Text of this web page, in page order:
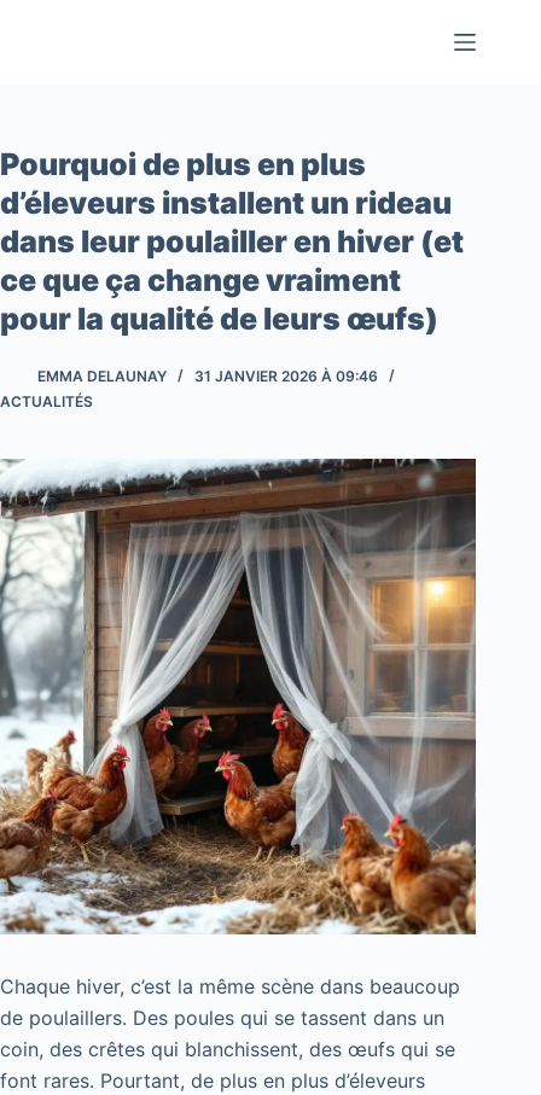
Pourquoi de plus en plus
d’éleveurs installent un rideau
dans leur poulailler en hiver (et
ce que ça change vraiment
pour la qualité de leurs œufs)
EMMA DELAUNAY
31 JANVIER 2026 À 09:46
ACTUALITÉS
Chaque hiver, c’est la même scène dans beaucoup
de poulaillers. Des poules qui se tassent dans un
coin, des crêtes qui blanchissent, des œufs qui se
font rares. Pourtant, de plus en plus d’éleveurs